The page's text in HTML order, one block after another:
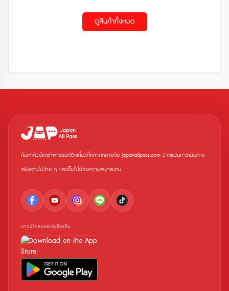
ดูสินค้าทั้งหมด
ค้นหาทัวร์และกิจกรรมท่องเที่ยวที่หลากหลายกับ japanallpass.com วางแผนการเดินทาง
ของคุณได้ง่าย ๆ และเต็มไปด้วยความสนุกสนาน
ดาวน์โหลดแอปพลิเคชัน